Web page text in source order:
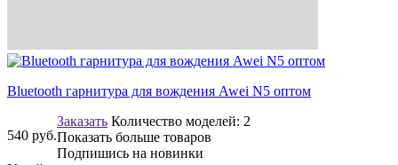
Bluetooth гарнитура для вождения Awei N5 оптом
540 руб.
Заказать Количество моделей: 2
Показать больше товаров
Подпишись на новинки